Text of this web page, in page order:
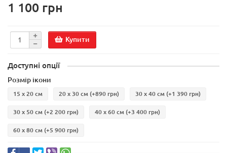
1 100 грн
Купити
Доступні опції
Розмір ікони
15 х 20 см 20 х 30 см (+890 грн) 30 х 40 см (+1 390 грн)
30 х 50 см (+2 200 грн) 40 х 60 см (+3 400 грн)
60 х 80 см (+5 900 грн)